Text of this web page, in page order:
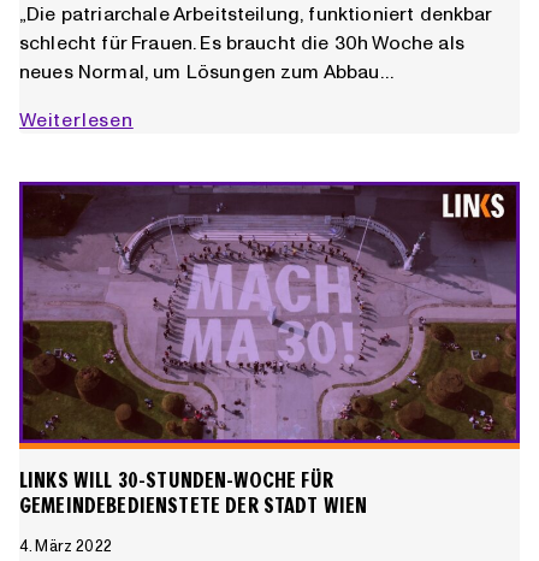
„Die patriarchale Arbeitsteilung, funktioniert denkbar
schlecht für Frauen. Es braucht die 30h Woche als
neues Normal, um Lösungen zum Abbau…
Weiterlesen
30!
LINKS WILL 30-STUNDEN-WOCHE FÜR
GEMEINDEBEDIENSTETE DER STADT WIEN
4. März 2022